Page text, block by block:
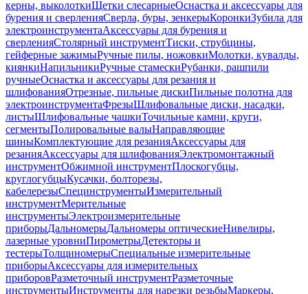
керны, выколоткиЩетки слесарныеОснастка и аксессуары для
бурения и сверленияСверла, буры, зенкерыКоронкиЗубила для
электроинструментаАксессуары для бурения и
сверленияСтолярный инструментТиски, струбцины,
гейферные зажимыРучные пилы, ножовкиМолотки, кувалды,
киянкиНапильникиРучные стамескиРубанки, рашпили
ручныеОснастка и аксессуары для резания и
шлифованияОтрезные, пильные дискиПильные полотна для
электроинструментаФрезыШлифовальные диски, насадки,
листыШлифовальные чашкиТочильные камни, круги,
сегментыПолировальные валыНаправляющие
шиныКомплектующие для резанияАксессуары для
резанияАксессуары для шлифованияЭлектромонтажный
инструментОбжимной инструментПлоскогубцы,
круглогубцыКусачки, болторезы,
кабелерезыСпецинструментыИзмерительный
инструментМерительные
инструментыЭлектроизмерительные
приборыДальномерыДальномеры оптическиеНивелиры,
лазерные уровниПирометрыДетекторы и
тестерыТолщиномерыСпециальные измерительные
приборыАксессуары для измерительных
приборовРазметочный инструментРазметочные
инструментыИнструменты для нарезки резьбыМаркеры,